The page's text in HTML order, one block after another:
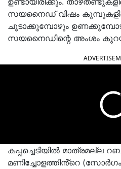
സയനൈഡ് വിഷം
ചൂടാക്കുമ്പോഴും
സയനൈഡിന്റെ അംശം
കപ്പച്ചെടിയിൽ മാത്രമല്ല
മണിച്ചോളത്തിൻ്റെ